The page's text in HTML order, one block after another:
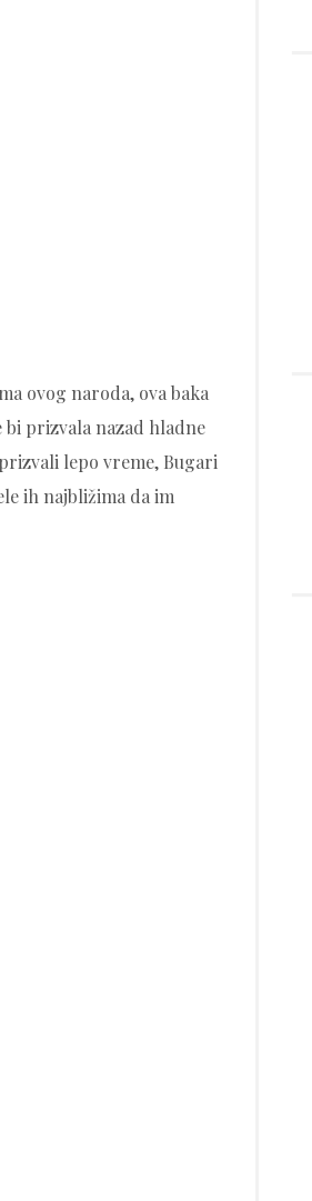
ovog naroda, ova baka
bi prizvala nazad hladne
lepo vreme, Bugari
ih najbližima da im